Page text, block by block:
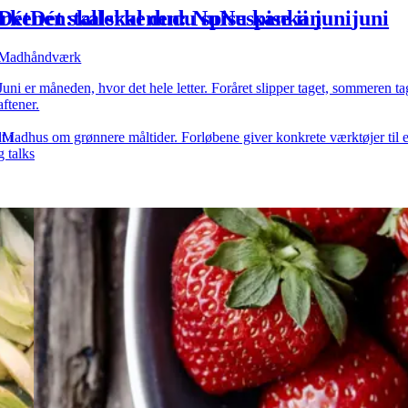
i
talks
tallerkenen: NuNu kankan
om grønnere måltider. Forløbene giver konkrete værktøjer til
Dét skalskal dudu spisespise ii junijuni
er måneden, hvor det hele letter. Foråret slipper taget, sommeren